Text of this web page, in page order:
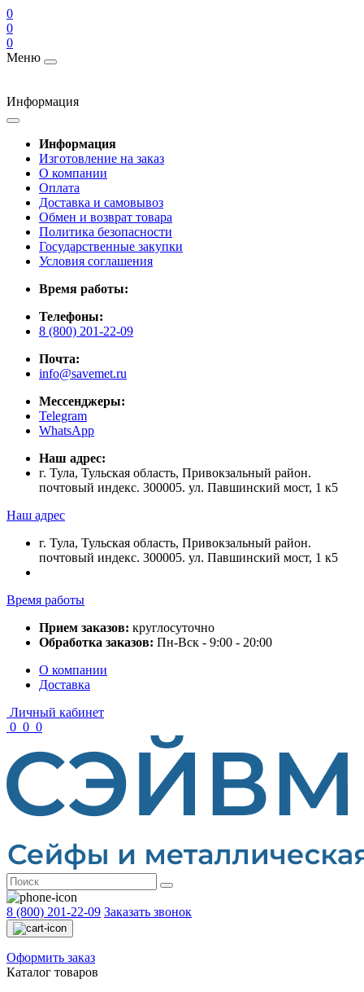
0
0
0
Меню
Информация
Информация
Изготовление на заказ
О компании
Оплата
Доставка и самовывоз
Обмен и возврат товара
Политика безопасности
Государственные закупки
Условия соглашения
Время работы:
Телефоны:
8 (800) 201-22-09
Почта:
info@savemet.ru
Мессенджеры:
Telegram
WhatsApp
Наш адрес:
г. Тула, Тульская область, Привокзальный район.
почтовый индекс. 300005. ул. Павшинский мост, 1 к5
Наш адрес
г. Тула, Тульская область, Привокзальный район.
почтовый индекс. 300005. ул. Павшинский мост, 1 к5
Время работы
Прием заказов: круглосуточно
Обработка заказов: Пн-Вск - 9:00 - 20:00
О компании
Доставка
Личный кабинет
0 0 0
8 (800) 201-22-09 Заказать звонок
Оформить заказ
Каталог товаров